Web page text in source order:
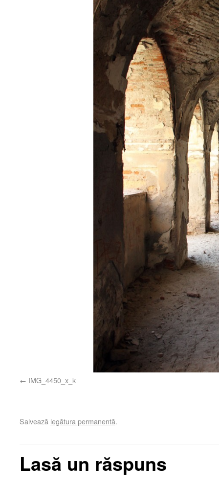
IMG_4450_x_k
Salvează legătura permanentă.
Lasă un răspuns